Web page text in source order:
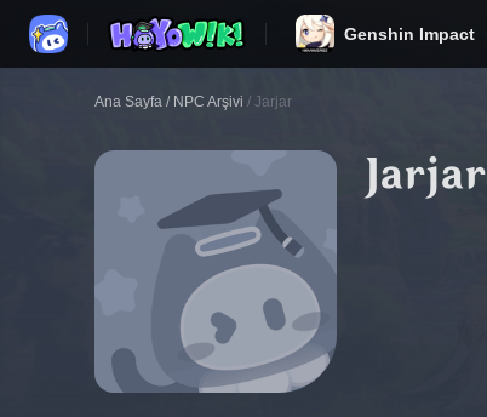
Genshin Impact
Ana Sayfa / NPC Arşivi / Jarjar
Jarjar